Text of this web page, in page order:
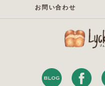
お問い合わせ